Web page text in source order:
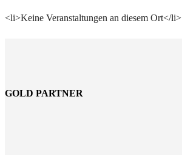
<li>Keine Veranstaltungen an diesem Ort</li>
GOLD PARTNER